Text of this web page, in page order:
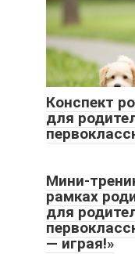
Конспект
для
Мини-
рамках
для
— играя!»